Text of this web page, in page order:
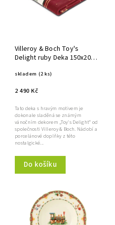
Villeroy & Boch Toy's
Delight ruby Deka 150x200
skladem (2 ks)
2 490 Kč
Do košíku
Tato deka s hravým motivem je
dokonale sladěná se známým
vánočním dekorem „Toy's Delight“ od
společnosti Villeroy & Boch. Nádobí a
porcelánové doplňky z této
nostalgické...